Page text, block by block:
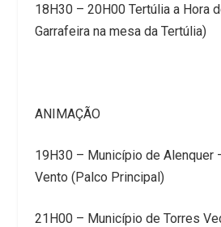
18H30 – 20H00 Tertúlia a Hora
Garrafeira na mesa da Tertúlia)
ANIMAÇÃO
19H30 – Município de Alenquer
Vento (Palco Principal)
21H00 – Município de Torres